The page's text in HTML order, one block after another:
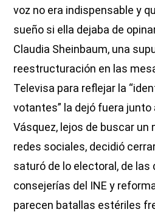
voz no era indispensable y
sueño si ella dejaba de
Claudia Sheinbaum, una
reestructuración en las
Televisa para reflejar la
votantes” la dejó fuera
Vásquez, lejos de buscar un
redes sociales, decidió
saturó de lo electoral, de
consejerías del INE y
parecen batallas estériles